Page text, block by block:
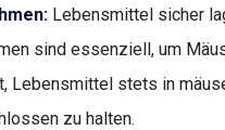
Lebensmittel sicher
sind essenziell, um
Lebensmittel stets in
zu halten.